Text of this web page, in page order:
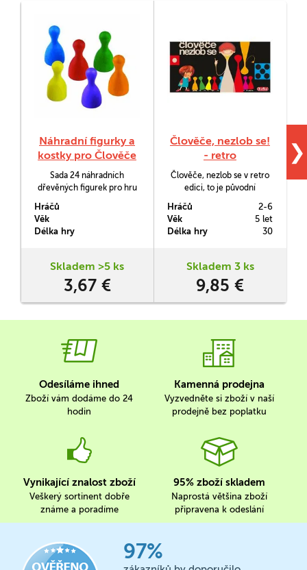
Náhradní figurky a
kostky pro Člověče
Sada 24 náhradních
dřevěných figurek pro hru
dřevěných kostek. Figurky
Hráčů
Věk
Délka hry
Skladem >5 ks
3,67 €
Člověče, nezlob se!
- retro
Člověče, nezlob se v retro
edici, to je původní
a knihovaný herní plán. To
vše v kvalitním zpracování.
Hráčů
2-6
Věk
5 let
Délka hry
30
Skladem 3 ks
9,85 €
❯
Odesíláme ihned
Zboží vám dodáme do 24
hodin
Kamenná prodejna
Vyzvedněte si zboží v naší
prodejně bez poplatku
Vynikající znalost zboží
Veškerý sortinent dobře
známe a poradíme
95% zboží skladem
Naprostá většina zboží
připravena k odeslání
97%